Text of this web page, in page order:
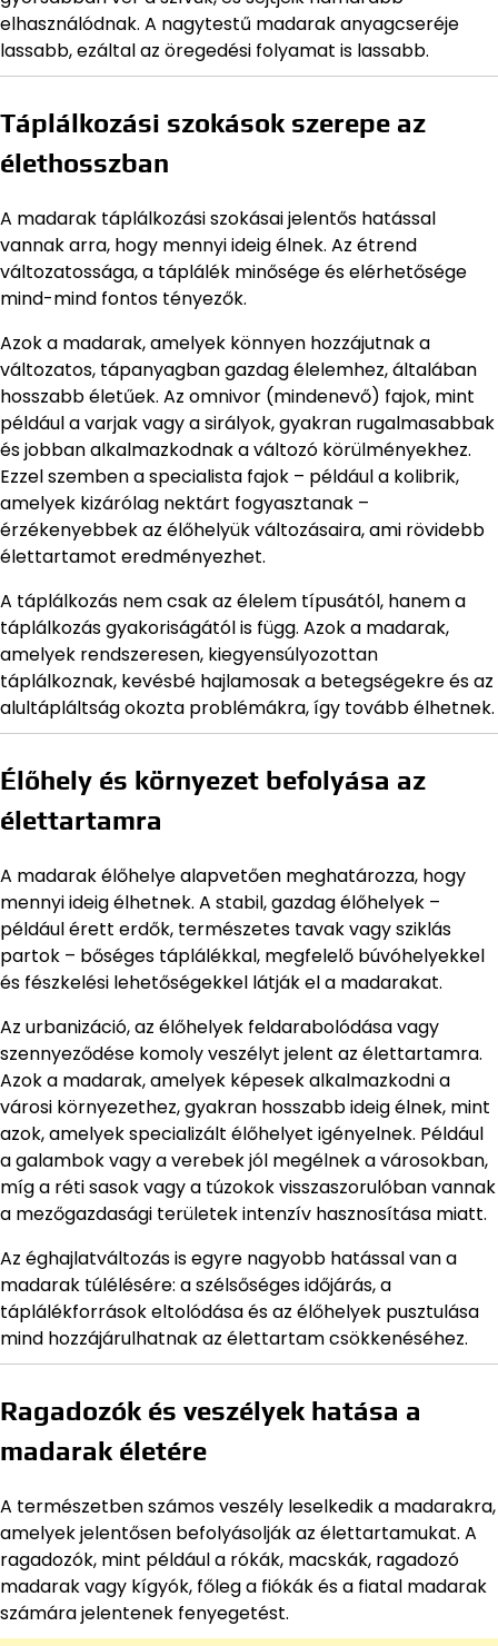
elhasználódnak. A nagytestű madarak anyagcseréje
lassabb, ezáltal az öregedési folyamat is lassabb.
Táplálkozási szokások szerepe az
élethosszban
A madarak táplálkozási szokásai jelentős hatással
vannak arra, hogy mennyi ideig élnek. Az étrend
változatossága, a táplálék minősége és elérhetősége
mind-mind fontos tényezők.
Azok a madarak, amelyek könnyen hozzájutnak a
változatos, tápanyagban gazdag élelemhez, általában
hosszabb életűek. Az omnivor (mindenevő) fajok, mint
például a varjak vagy a sirályok, gyakran rugalmasabbak
és jobban alkalmazkodnak a változó körülményekhez.
Ezzel szemben a specialista fajok – például a kolibrik,
amelyek kizárólag nektárt fogyasztanak –
érzékenyebbek az élőhelyük változásaira, ami rövidebb
élettartamot eredményezhet.
A táplálkozás nem csak az élelem típusától, hanem a
táplálkozás gyakoriságától is függ. Azok a madarak,
amelyek rendszeresen, kiegyensúlyozottan
táplálkoznak, kevésbé hajlamosak a betegségekre és az
alultápláltság okozta problémákra, így tovább élhetnek.
Élőhely és környezet befolyása az
élettartamra
A madarak élőhelye alapvetően meghatározza, hogy
mennyi ideig élhetnek. A stabil, gazdag élőhelyek –
például érett erdők, természetes tavak vagy sziklás
partok – bőséges táplálékkal, megfelelő búvóhelyekkel
és fészkelési lehetőségekkel látják el a madarakat.
Az urbanizáció, az élőhelyek feldarabolódása vagy
szennyeződése komoly veszélyt jelent az élettartamra.
Azok a madarak, amelyek képesek alkalmazkodni a
városi környezethez, gyakran hosszabb ideig élnek, mint
azok, amelyek specializált élőhelyet igényelnek. Például
a galambok vagy a verebek jól megélnek a városokban,
míg a réti sasok vagy a túzokok visszaszorulóban vannak
a mezőgazdasági területek intenzív hasznosítása miatt.
Az éghajlatváltozás is egyre nagyobb hatással van a
madarak túlélésére: a szélsőséges időjárás, a
táplálékforrások eltolódása és az élőhelyek pusztulása
mind hozzájárulhatnak az élettartam csökkenéséhez.
Ragadozók és veszélyek hatása a
madarak életére
A természetben számos veszély leselkedik a madarakra,
amelyek jelentősen befolyásolják az élettartamukat. A
ragadozók, mint például a rókák, macskák, ragadozó
madarak vagy kígyók, főleg a fiókák és a fiatal madarak
számára jelentenek fenyegetést.